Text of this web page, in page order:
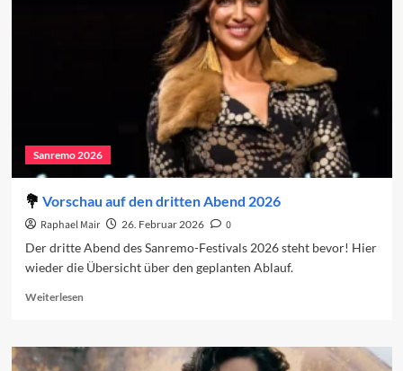
Sanremo 2026
Vorschau auf den dritten Abend 2026
Raphael Mair 26. Februar 2026
0
Der dritte Abend des Sanremo-Festivals 2026 steht bevor! Hier
wieder die Übersicht über den geplanten Ablauf.
WeiterlesenRead
Vorschau
auf